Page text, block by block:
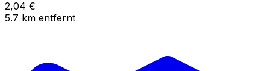
2,04 €
5.7 km entfernt